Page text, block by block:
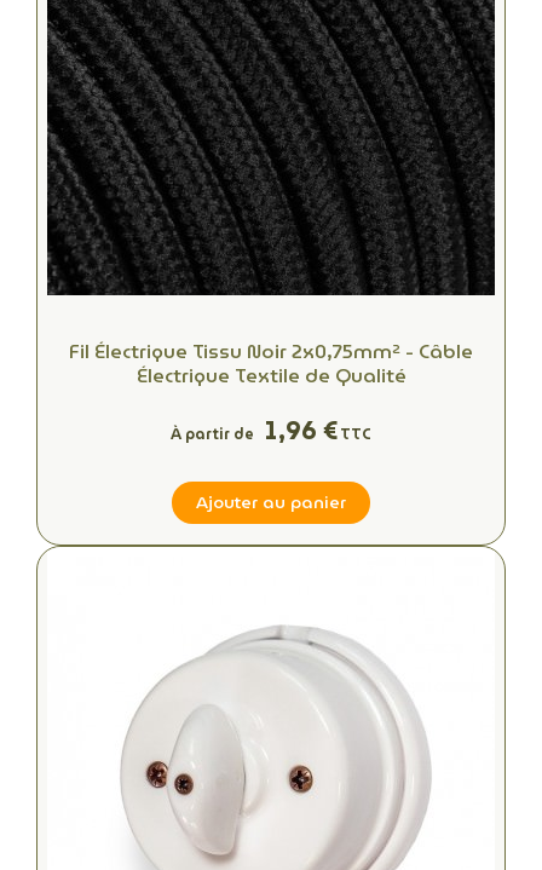
Fil Électrique Tissu Noir 2x0,75mm² - Câble
Électrique Textile de Qualité
À partir de 1,96 €TTC
Ajouter au panier